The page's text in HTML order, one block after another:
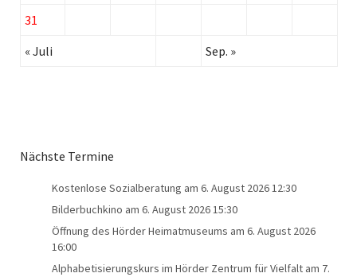
31
« Juli
Sep. »
Nächste Termine
Kostenlose Sozialberatung am 6. August 2026 12:30
Bilderbuchkino am 6. August 2026 15:30
Öffnung des Hörder Heimatmuseums am 6. August 2026
16:00
Alphabetisierungskurs im Hörder Zentrum für Vielfalt am 7.